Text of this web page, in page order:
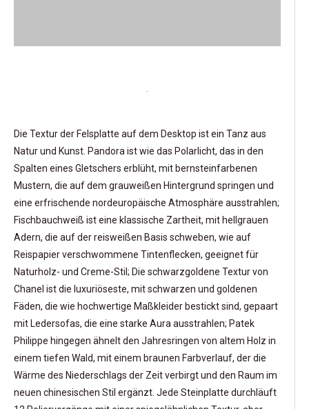
Die Textur der Felsplatte auf dem Desktop ist ein Tanz aus
Natur und Kunst. Pandora ist wie das Polarlicht, das in den
Spalten eines Gletschers erblüht, mit bernsteinfarbenen
Mustern, die auf dem grauweißen Hintergrund springen und
eine erfrischende nordeuropäische Atmosphäre ausstrahlen;
Fischbauchweiß ist eine klassische Zartheit, mit hellgrauen
Adern, die auf der reisweißen Basis schweben, wie auf
Reispapier verschwommene Tintenflecken, geeignet für
Naturholz- und Creme-Stil; Die schwarzgoldene Textur von
Chanel ist die luxuriöseste, mit schwarzen und goldenen
Fäden, die wie hochwertige Maßkleider bestickt sind, gepaart
mit Ledersofas, die eine starke Aura ausstrahlen; Patek
Philippe hingegen ähnelt den Jahresringen von altem Holz in
einem tiefen Wald, mit einem braunen Farbverlauf, der die
Wärme des Niederschlags der Zeit verbirgt und den Raum im
neuen chinesischen Stil ergänzt. Jede Steinplatte durchläuft